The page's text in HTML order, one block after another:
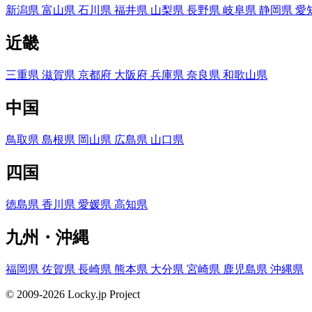
新潟県 富山県 石川県 福井県 山梨県 長野県 岐阜県 静岡県 愛
近畿
三重県 滋賀県 京都府 大阪府 兵庫県 奈良県 和歌山県
中国
鳥取県 島根県 岡山県 広島県 山口県
四国
徳島県 香川県 愛媛県 高知県
九州・沖縄
福岡県 佐賀県 長崎県 熊本県 大分県 宮崎県 鹿児島県 沖縄県
© 2009-2026 Locky.jp Project